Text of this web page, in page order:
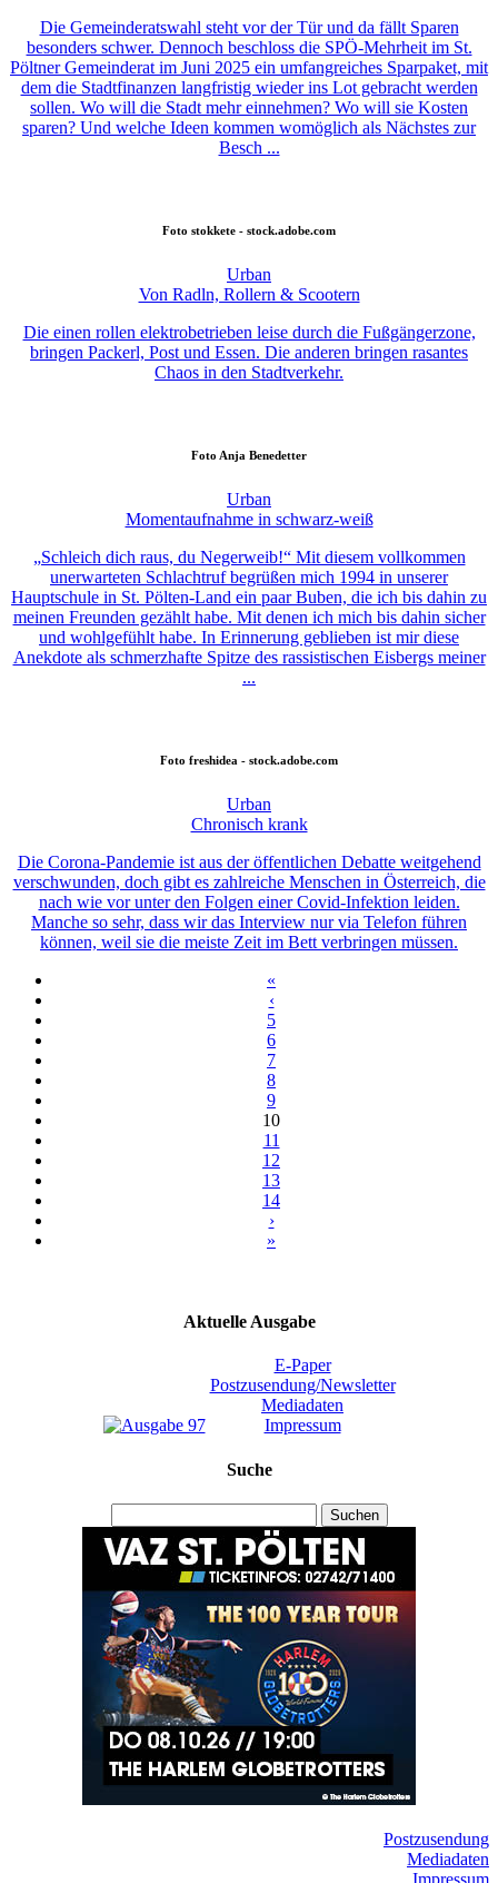
Die Gemeinderatswahl steht vor der Tür und da fällt Sparen
besonders schwer. Dennoch beschloss die SPÖ-Mehrheit im St.
Pöltner Gemeinderat im Juni 2025 ein umfangreiches Sparpaket, mit
dem die Stadtfinanzen langfristig wieder ins Lot gebracht werden
sollen. Wo will die Stadt mehr einnehmen? Wo will sie Kosten
sparen? Und welche Ideen kommen womöglich als Nächstes zur
Besch ...
Foto stokkete - stock.adobe.com
Urban
Von Radln, Rollern & Scootern
Die einen rollen elektrobetrieben leise durch die Fußgängerzone,
bringen Packerl, Post und Essen. Die anderen bringen rasantes
Chaos in den Stadtverkehr.
Foto Anja Benedetter
Urban
Momentaufnahme in schwarz-weiß
„Schleich dich raus, du Negerweib!“ Mit diesem vollkommen
unerwarteten Schlachtruf begrüßen mich 1994 in unserer
Hauptschule in St. Pölten-Land ein paar Buben, die ich bis dahin zu
meinen Freunden gezählt habe. Mit denen ich mich bis dahin sicher
und wohlgefühlt habe. In Erinnerung geblieben ist mir diese
Anekdote als schmerzhafte Spitze des rassistischen Eisbergs meiner
...
Foto freshidea - stock.adobe.com
Urban
Chronisch krank
Die Corona-Pandemie ist aus der öffentlichen Debatte weitgehend
verschwunden, doch gibt es zahlreiche Menschen in Österreich, die
nach wie vor unter den Folgen einer Covid-Infektion leiden.
Manche so sehr, dass wir das Interview nur via Telefon führen
können, weil sie die meiste Zeit im Bett verbringen müssen.
«
‹
5
6
7
8
9
10
11
12
13
14
›
»
Aktuelle Ausgabe
E-Paper
Postzusendung/Newsletter
Mediadaten
Impressum
Suche
Suchen
Postzusendung
Mediadaten
Impressum